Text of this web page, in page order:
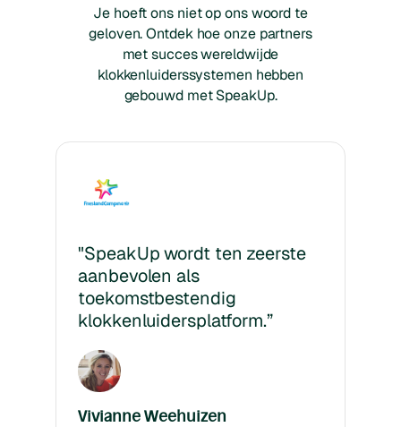
Je hoeft ons niet op ons woord te
geloven. Ontdek hoe onze partners
met succes wereldwijde
klokkenluiderssystemen hebben
gebouwd met SpeakUp.
"SpeakUp wordt ten zeerste
aanbevolen als
toekomstbestendig
klokkenluidersplatform.”
Vivianne Weehuizen